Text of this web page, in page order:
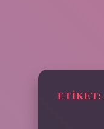
ETIKET: